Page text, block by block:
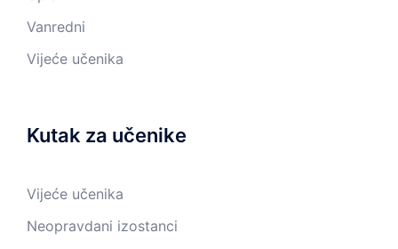
Vanredni
Vijeće učenika
Kutak za učenike
Vijeće učenika
Neopravdani izostanci